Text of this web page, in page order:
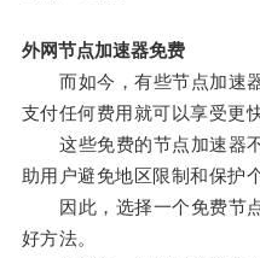
外网节点加速器免费
而如今，有些节点加速器
支付任何费用就可以享受更
这些免费的节点加速器不
助用户避免地区限制和保护
因此，选择一个免费节点
好方法。